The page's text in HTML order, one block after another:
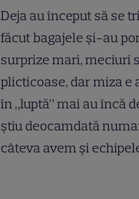
Deja au început să se
făcut bagajele și-au
surprize mari, meciuri
plicticoase, dar miza e
în „luptă” mai au încă
știu deocamdată
câteva avem și